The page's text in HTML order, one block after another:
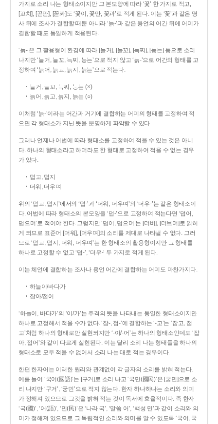
가지로 소리 나는 형태소이지만 그 본모양에 따라 ‘꽃’ 한 가지로 적고,
[꼬치], [꼰만], [꼳꽈]도 ‘꽃이, 꽃만, 꽃과’로 적게 된다. 이는 ‘꽃’과 같은 명
사 뒤에 조사가 결합할 때뿐 아니라 ‘늙-’과 같은 용언의 어간 뒤에 어미가
결합할 때도 동일하게 적용된다.
‘늙-’은 그 활용형이 환경에 따라 [늘거], [늘꼬], [늑찌], [능는] 등으로 소리
나지만 ‘늘거, 늘꼬, 늑찌, 능는’으로 적지 않고 ‘늙-’으로 어간의 형태를 고
정하여 ‘늙어, 늙고, 늙지, 늙는’으로 적는다.
늘거, 늘꼬, 늑찌, 능는 (×)
늙어, 늙고, 늙지, 늙는 (○)
이처럼 ‘늙-­’이라는 어간과 거기에 결합하는 어미의 형태를 고정하여 적
으면 각 형태소가 지닌 뜻을 분명하게 파악할 수 있다.
그러나 언제나 어법에 따라 형태소를 고정하여 적을 수 있는 것은 아니
다. 하나의 형태소라고 하더라도 한 형태로 고정하여 적을 수 없는 경우
가 있다.
덥고, 덥지
더워, 더우며
위의 ‘덥고, 덥지’에서의 ‘덥-­’과 ‘더워, 더우며’의 ‘더우-­’는 같은 형태소이
다. 어법에 따라 형태소의 본모양을 ‘덥-­’으로 고정하여 적는다면 ‘덥어,
덥으며’로 적어야 한다. 그렇지만 ‘덥어, 덥으며’는 [더버], [더브며]로 읽히
게 되므로 표준어 [더워], [더우며]의 소리를 제대로 나타낼 수 없다. 그러
므로 ‘덥고, 덥지, 더워, 더우며’는 한 형태소의 활용형이지만 그 형태를
하나로 고정할 수 없고 ‘덥-’, ‘더우-’ 두 가지로 적게 된다.
이는 체언에 결합하는 조사나 용언 어간에 결합하는 어미도 마찬가지다.
하늘이/바다가
잡아/접어
‘하늘이, 바다가’의 ‘이/가’는 주격의 뜻을 나타내는 동일한 형태소이지만
하나로 고정해서 적을 수가 없다. ‘잡-, 접-’에 결합하는 ‘-고’는 ‘잡고, 접
고’처럼 하나의 형태로만 실현되지만 ‘-아/-어’는 하나의 형태소인데도 ‘잡
아, 접어’와 같이 다르게 실현된다. 이는 달리 소리 나는 형태들을 하나의
형태소로 모두 적을 수 없어서 소리 나는 대로 적는 경우이다.
한편 한자어는 이러한 원리와 관계없이 각 글자의 소리를 밝혀 적는다.
예를 들어 ‘국어(國語)’는 [구거]로 소리 나고 ‘국민(國民)’은 [궁민]으로 소
리 나지만 ‘구거’, ‘궁민’으로 적지 않는다. 한자 하나하나는 소리와 의미
가 정해져 있으므로 그것을 밝혀 적는 것이 독서에 효율적이다. 즉 한자
‘국(國)’, ‘어(語)’, ‘민(民)’은 ‘나라 국’, ‘말씀 어’, ‘백성 민’과 같이 소리와 의
미가 정해져 있으므로 그 독립적인 소리와 의미를 알 수 있도록 ‘국어, 국